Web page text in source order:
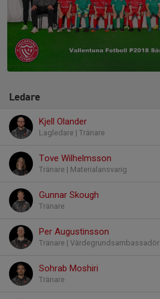
Ledare
Kjell Olander
Lagledare | Tränare
Tove Wilhelmsson
Tränare | Materialansvarig
Gunnar Skough
Tränare
Per Augustinsson
Tränare | Värdegrundsambassadör
Sohrab Moshiri
Tränare